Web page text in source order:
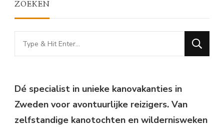
ZOEKEN
Looking
for
Dé specialist in unieke kanovakanties in
Zweden voor avontuurlijke reizigers. Van
zelfstandige kanotochten en wildernisweken